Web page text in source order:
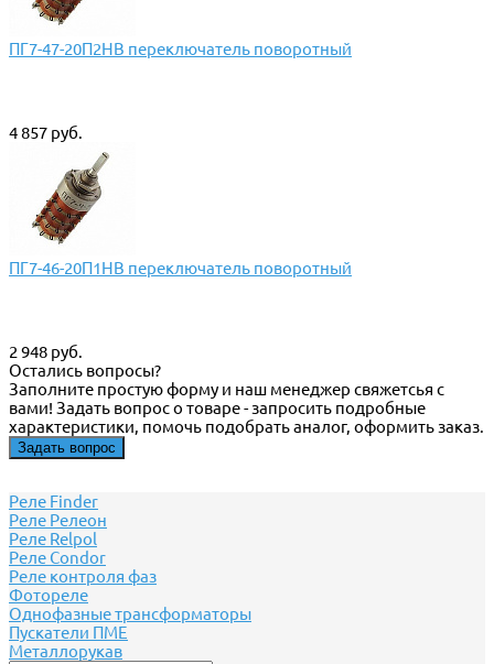
ПГ7-47-20П2НВ переключатель поворотный
4 857 руб.
ПГ7-46-20П1НВ переключатель поворотный
2 948 руб.
Остались вопросы?
Заполните простую форму и наш менеджер свяжетсья с
вами! Задать вопрос о товаре - запросить подробные
характеристики, помочь подобрать аналог, оформить заказ.
Задать вопрос
Реле Finder
Реле Релеон
Реле Relpol
Реле Сondor
Реле контроля фаз
Фотореле
Однофазные трансформаторы
Пускатели ПМЕ
Металлорукав